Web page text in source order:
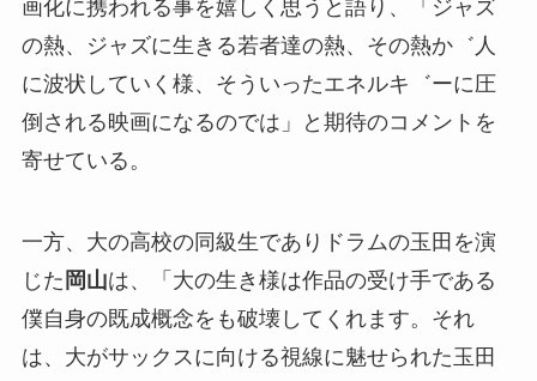
画化に携われる事を嬉しく思うと語り、「ジャズ
の熱、ジャズに生きる若者達の熱、その熱か゛人
に波状していく様、そういったエネルキ゛ーに圧
倒される映画になるのでは」と期待のコメントを
寄せている。
一方、大の高校の同級生でありドラムの玉田を演
じた 岡山は、「大の生き様は作品の受け手である
僕自身の既成概念をも破壊してくれます。それ
は、大がサックスに向ける視線に魅せられた玉田